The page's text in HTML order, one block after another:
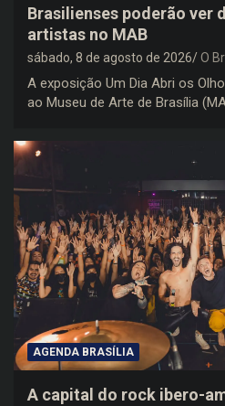
Brasilienses poderão ver
artistas no MAB
sábado, 8 de agosto de 2026 O
A exposição Um Dia Abri os
ao Museu de Arte de Brasília
AGENDA BRASÍLIA
A capital do rock ibero-